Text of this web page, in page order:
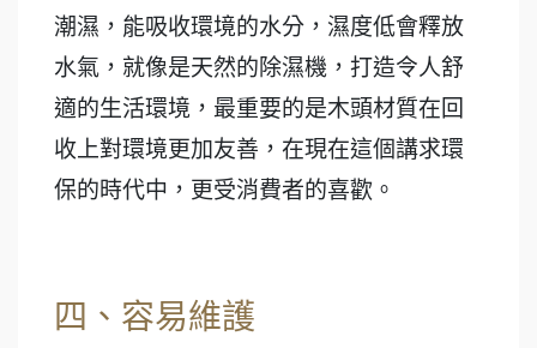
潮濕，能吸收環境的水分，濕度低會釋放
水氣，就像是天然的除濕機，打造令人舒
適的生活環境，最重要的是木頭材質在回
收上對環境更加友善，在現在這個講求環
保的時代中，更受消費者的喜歡。
四、容易維護